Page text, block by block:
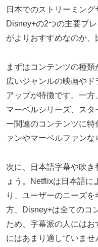
日本でのストリーミン
Disney+の2つの主要プ
がよりおすすめなのか、
まずはコンテンツの種
広いジャンルの映画や
アップが特徴です。一
マーベルシリーズ、ス
ー関連のコンテンツに
ァンやマーベルファンな
次に、日本語字幕や吹
ょう。Netflixは日本語に
り、ユーザーのニーズ
方、Disney+は全てのコ
ため、字幕派の人にはお
にはあまり適していませ